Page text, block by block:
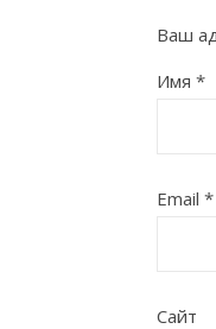
Ваш
Имя *
Email *
Сайт